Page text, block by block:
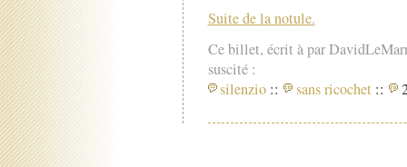
Suite de la notule.
Ce billet, écrit à par
suscité :
silenzio :: sans ricochet ::